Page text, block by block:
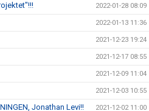
2022-01-28 08:09
2022-01-13 11:36
2021-12-23 19:24
2021-12-17 08:55
2021-12-09 11:04
2021-12-03 10:55
Jonathan Levi!! 2021-12-02 11:00